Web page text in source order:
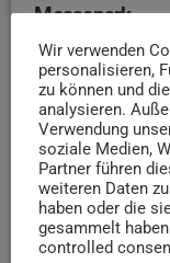
Messepark
Liebe Trierer:
Figurentheater
ihr hier das
Figurenkabinett
Kinderbuch-
die
Reaktionen auf
möglich. Los
im Messepark
Wir verwenden
personalisieren,
zu können und
analysieren.
Verwendung
soziale Medien,
Partner führen
weiteren Daten
haben oder die
gesammelt
controlled